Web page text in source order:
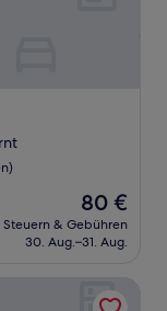
Der
Preis
beträgt
80 €
Steuern & Gebühren
30. Aug.–31. Aug.